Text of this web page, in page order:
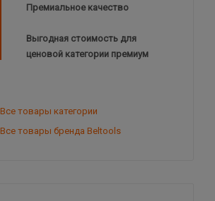
Премиальное качество
Выгодная стоимость для
ценовой категории премиум
Все товары категории
Все товары бренда Beltools